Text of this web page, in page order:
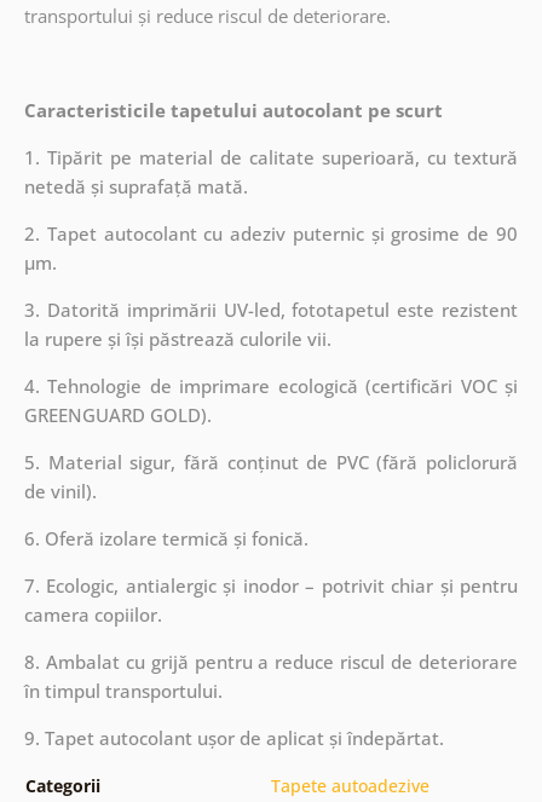
transportului și reduce riscul de deteriorare.
Caracteristicile tapetului autocolant pe scurt
1. Tipărit pe material de calitate superioară, cu textură
netedă și suprafață mată.
2. Tapet autocolant cu adeziv puternic și grosime de 90
µm.
3. Datorită imprimării UV-led, fototapetul este rezistent
la rupere și își păstrează culorile vii.
4. Tehnologie de imprimare ecologică (certificări VOC și
GREENGUARD GOLD).
5. Material sigur, fără conținut de PVC (fără policlorură
de vinil).
6. Oferă izolare termică și fonică.
7. Ecologic, antialergic și inodor – potrivit chiar și pentru
camera copiilor.
8. Ambalat cu grijă pentru a reduce riscul de deteriorare
în timpul transportului.
9. Tapet autocolant ușor de aplicat și îndepărtat.
Categorii
Tapete autoadezive